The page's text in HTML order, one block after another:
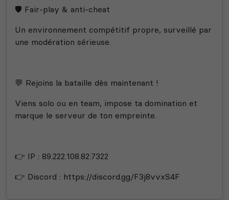
🛡️ Fair-play & anti-cheat
Un environnement compétitif propre, surveillé par
une modération sérieuse.
💬 Rejoins la bataille dès maintenant !
Viens solo ou en team, impose ta domination et
marque le serveur de ton empreinte.
👉 IP : 89.222.108.82:7322
👉 Discord : https://discord.gg/F3j8vvxS4F